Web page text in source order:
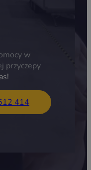
w
przyczepy
414